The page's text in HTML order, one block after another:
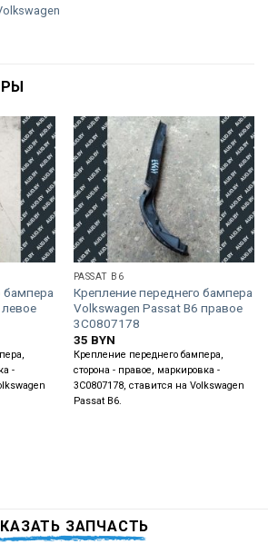
бампера
-
PASSAT B6
Крепление переднего бампера
Volkswagen Passat B6 правое
3С0807178
35 BYN
Крепление переднего бампера,
сторона - правое, маркировка -
3С0807178, ставится на Volkswagen
Passat B6.
ЗАПЧАСТЬ